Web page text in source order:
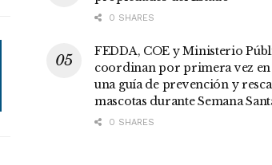
0 SHARES
FEDDA, COE y Ministerio
coordinan por primera vez en
una guía de prevención y
mascotas durante Semana
0 SHARES